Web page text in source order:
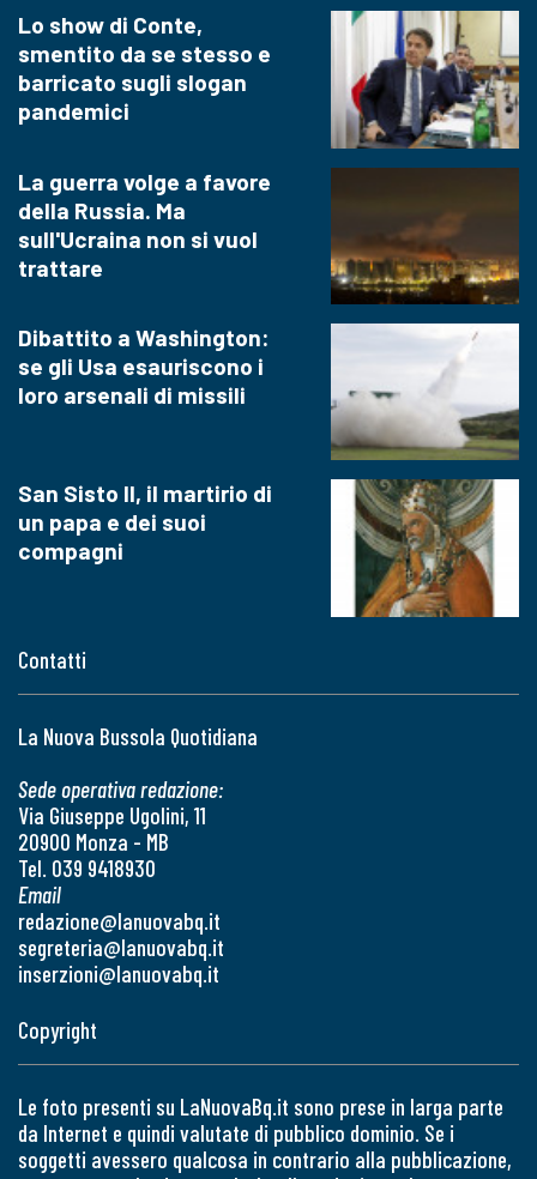
Contatti
La Nuova Bussola Quotidiana
Sede operativa redazione:
Via Giuseppe Ugolini, 11
20900 Monza - MB
Tel. 039 9418930
Email
redazione@lanuovabq.it
segreteria@lanuovabq.it
inserzioni@lanuovabq.it
Lo show di Conte,
smentito da se stesso e
barricato sugli slogan
pandemici
La guerra volge a favore
della Russia. Ma
sull'Ucraina non si vuol
trattare
Dibattito a Washington:
se gli Usa esauriscono i
loro arsenali di missili
San Sisto II, il martirio di
un papa e dei suoi
compagni
Copyright
Le foto presenti su LaNuovaBq.it sono prese in larga parte
da Internet e quindi valutate di pubblico dominio. Se i
soggetti avessero qualcosa in contrario alla pubblicazione,